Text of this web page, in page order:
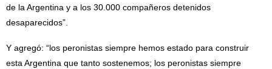
de la Argentina y a los 30.000 compañeros detenidos
desaparecidos”.
Y agregó: “los peronistas siempre hemos estado para construir
esta Argentina que tanto sostenemos; los peronistas siempre